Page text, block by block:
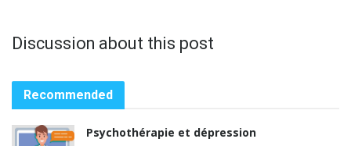
Discussion about this post
Recommended
Psychothérapie et dépression